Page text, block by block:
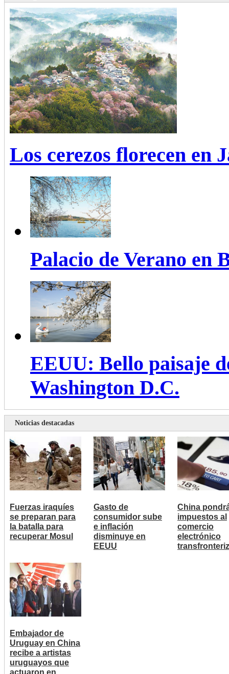
Los cerezos florecen en
Palacio de Verano en
EEUU: Bello paisaje
Washington D.C.
Noticias destacadas
Fuerzas iraquíes
se preparan para
la batalla para
recuperar Mosul
Gasto de
consumidor sube
e inflación
disminuye en
EEUU
China
impuestos al
comercio
electrónico
Embajador de
Uruguay en China
recibe a artistas
uruguayos que
actuaron en